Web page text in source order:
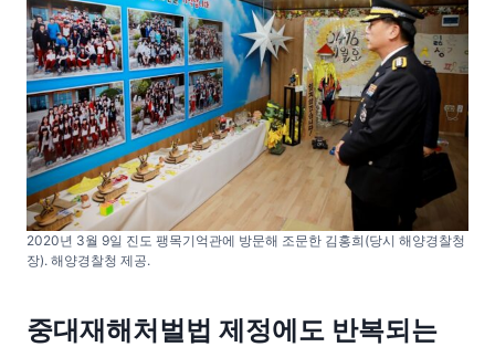
2020년 3월 9일 진도 팽목기억관에 방문해 조문한 김홍희(당시 해양경찰청
장). 해양경찰청 제공.
중대재해처벌법 제정에도 반복되는